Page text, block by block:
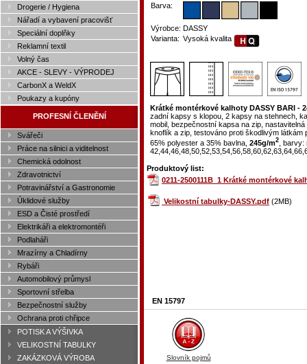
Drogerie / Hygiena
Nářadí a vybavení pracovišť
Speciální doplňky
Reklamní textil
Volný čas
AKCE - SLEVY - VÝPRODEJ
CarbonX a WeldX
Poukazy a kupóny
PROFESNÍ ČLENĚNÍ
Svářeči
Práce na silnici a viditelnost
Chemická odolnost
Zdravotnictví
Potravinářství a Gastronomie
Úklidové služby
ESD a Čisté prostředí
Elektrikáři a elektromontéři
Podlaháři
Mrazírny a Chladírny
Rybáři
Automobilový průmysl
Sportovní střelba
Bezpečnostní služby
Ochrana proti chřipce
POTISK A VÝŠIVKA
VELIKOSTNÍ TABULKY
ZAKÁZKOVÁ VÝROBA
Barva:
Výrobce: DASSY
Varianta: Vysoká kvalita
Krátké montérkové kalhoty DASSY BARI -
zadní kapsy s klopou, 2 kapsy na stehnech,
mobil, bezpečnostní kapsa na zip,
knoflík a zip, testováno proti škodlivým látkám
65% polyester a 35% bavlna, 245g/m2 ,
Produktový list:
0211-2500111B_1 Krátké montérkové
Velikostní tabulky-DASSY.pdf (2MB)
EN 15797
Slovník pojmů